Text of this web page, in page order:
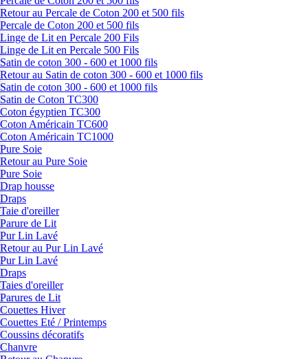
Retour au Percale de Coton 200 et 500 fils
Percale de Coton 200 et 500 fils
Linge de Lit en Percale 200 Fils
Linge de Lit en Percale 500 Fils
Satin de coton 300 - 600 et 1000 fils
Retour au Satin de coton 300 - 600 et 1000 fils
Satin de coton 300 - 600 et 1000 fils
Satin de Coton TC300
Coton égyptien TC300
Coton Américain TC600
Coton Américain TC1000
Pure Soie
Retour au Pure Soie
Pure Soie
Drap housse
Draps
Taie d'oreiller
Parure de Lit
Pur Lin Lavé
Retour au Pur Lin Lavé
Pur Lin Lavé
Draps
Taies d'oreiller
Parures de Lit
Couettes Hiver
Couettes Eté / Printemps
Coussins décoratifs
Chanvre